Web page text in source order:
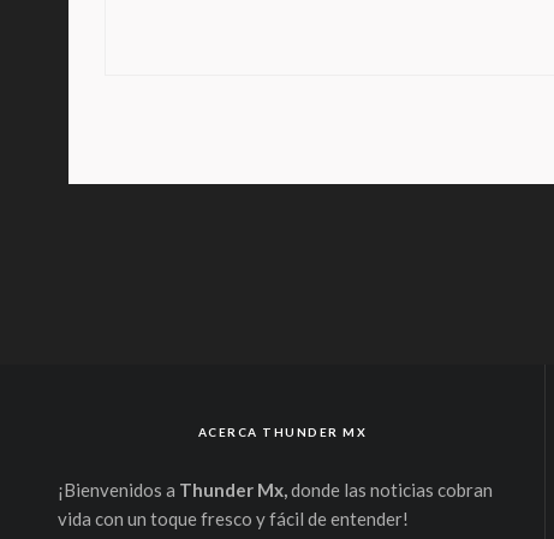
ACERCA THUNDER MX
¡Bienvenidos a Thunder Mx,donde las noticias cobran
vida con un toque fresco y fácil de entender!